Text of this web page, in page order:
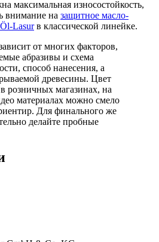
максимальная износостойкость,
внимание на защитное масло-
Lasurв классической линейке.
от многих факторов,
абразивы и схема
способ нанесения, а
древесины. Цвет
розничных магазинах, на
материалах можно смело
Для финального же
делайте пробные